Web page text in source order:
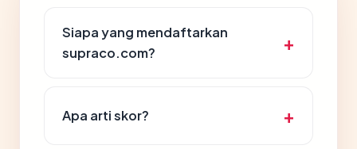
Siapa yang mendaftarkan
supraco.com?
Apa arti skor?